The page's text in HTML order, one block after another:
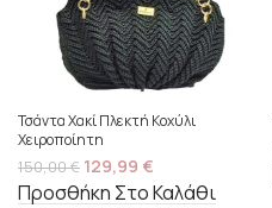
Τσάντα Χακί Πλεκτή Κοχύλι
Χειροποίητη
150,00€ 129,99 €
Προσθήκη Στο Καλάθι